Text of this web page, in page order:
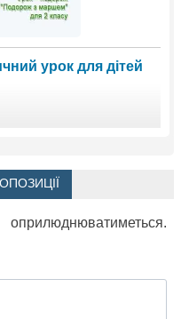
урок для дітей